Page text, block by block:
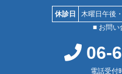
休診日
木曜日午後
■ お問い
06-
電話受付